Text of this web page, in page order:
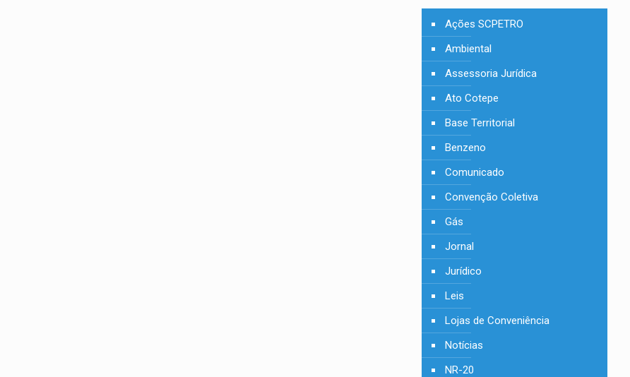
Ações SCPETRO
Ambiental
Assessoria Jurídica
Ato Cotepe
Base Territorial
Benzeno
Comunicado
Convenção Coletiva
Gás
Jornal
Jurídico
Leis
Lojas de Conveniência
Notícias
NR-20